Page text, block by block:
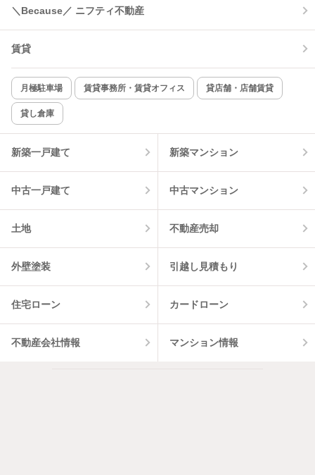
コンロ2口以上
新着のみ インターネット無料
該当件数:
8
＼Because／ ニフティ不動産
賃貸
月極駐車場 賃貸事務所・賃貸オフィス 貸店舗・店舗賃貸
貸し倉庫
新築一戸建て 新築マンション
中古一戸建て 中古マンション
土地 不動産売却
外壁塗装 引越し見積もり
住宅ローン カードローン
不動産会社情報 マンション情報